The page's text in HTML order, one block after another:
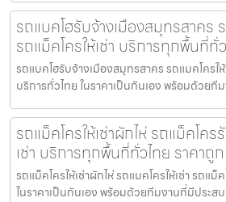
รถแบคโฮรับจ้างเมืองสมุทรสาคร
รถแม็คโครให้เช่า บริการทุกพื้นที่ทั่
รถแบคโฮรับจ้างเมืองสมุทรสาคร รถแมคโครใ
บริการทั่วไทย ในราคาเป็นกันเอง พร้อมด้วยที
รถแม็คโครให้เช่าผักไห่ รถแม็คโคร
เช่า บริการทุกพื้นที่ทั่วไทย ราคาถูก
รถแม็คโครให้เช่าผักไห่ รถแมคโครให้เช่า รถแ
ในราคาเป็นกันเอง พร้อมด้วยทีมงานที่มีประส